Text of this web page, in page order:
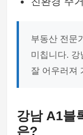
부동산 전문
미칩니다. 강
잘 어우러져
강남 A1블
은?